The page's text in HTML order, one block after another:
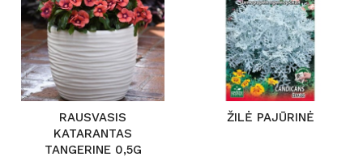
RAUSVASIS
KATARANTAS
TANGERINE 0,5G
ŽILĖ PAJŪRINĖ